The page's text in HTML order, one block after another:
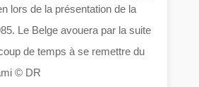
lors de la présentation de la
Le Belge avouera par la suite
de temps à se remettre du
© DR